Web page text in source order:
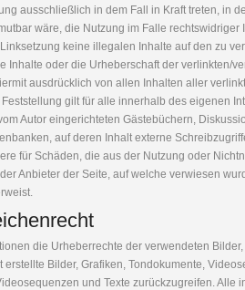
ausschließlich in dem Fall in Kraft treten, in
wäre, die Nutzung im Falle
keine illegalen Inhalte auf den zu
Inhalte oder die Urheberschaft der verlinkten/
ausdrücklich von allen Inhalten aller
gilt für alle innerhalb des eigenen
Autor eingerichteten Gästebüchern,
auf deren Inhalt externe
für Schäden, die aus der Nutzung oder
Anbieter der Seite, auf welche verwiesen
die Urheberrechte der verwendeten
Bilder, Grafiken, Tondokumente,
und Texte zurückzugreifen. Alle